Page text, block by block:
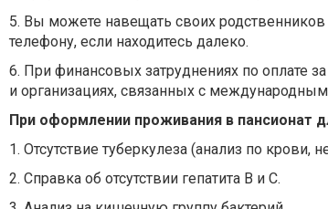
5. Вы можете навещать своих
телефону, если находитесь далеко.
6. При финансовых затруднениях по оплате
и организациях, связанных с
При оформлении проживания в
1. Отсутствие туберкулеза (анализ по крови,
2. Справка об отсутствии гепатита В и С.